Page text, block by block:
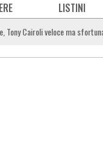
LISTINI
Tony Cairoli veloce ma